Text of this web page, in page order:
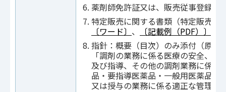
薬剤師免許証又は、販売従事登録証
特定販売に関する書類（特定販売を
〔ワード〕 、 〔記載例（PDF）〕
指針：概要（目次）のみ添付（原本
「調剤の業務に係る医療の安全、
及び指導、その他の調剤業務に係る
品・要指導医薬品・一般用医薬品の
又は授与の業務に係る適正な管理を